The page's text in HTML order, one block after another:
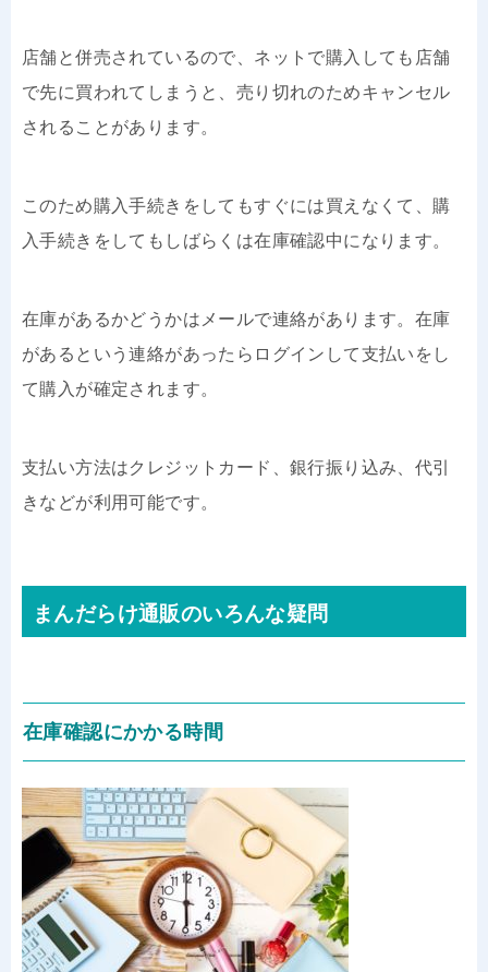
店舗と併売されているので、ネットで購入しても店舗
で先に買われてしまうと、売り切れのためキャンセル
されることがあります。
このため購入手続きをしてもすぐには買えなくて、購
入手続きをしてもしばらくは在庫確認中になります。
在庫があるかどうかはメールで連絡があります。在庫
があるという連絡があったらログインして支払いをし
て購入が確定されます。
支払い方法はクレジットカード、銀行振り込み、代引
きなどが利用可能です。
まんだらけ通販のいろんな疑問
在庫確認にかかる時間